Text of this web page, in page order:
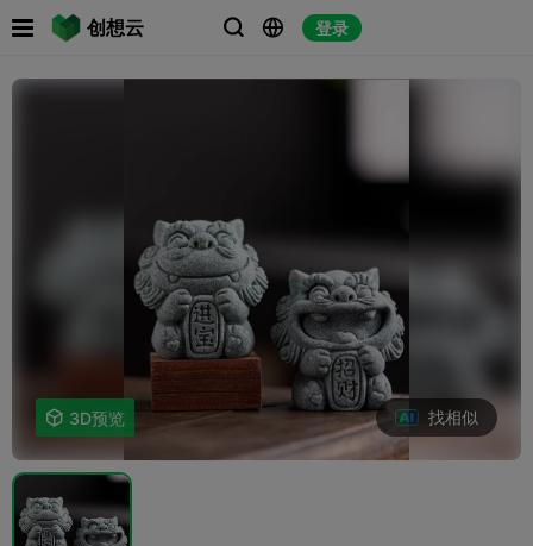
创想云   登录

 3D预览 找相似